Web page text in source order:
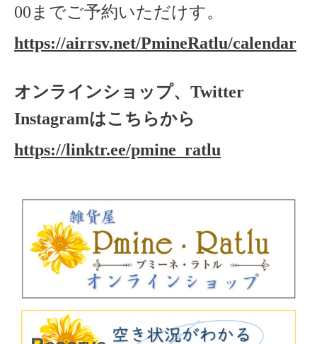
00までご予約いただけす。
https://airrsv.net/PmineRatlu/calendar
オンラインショップ、Twitter
Instagramはこちらから
https://linktr.ee/pmine_ratlu